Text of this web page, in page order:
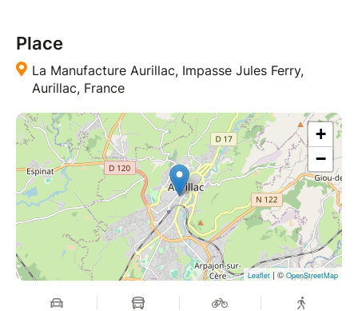
Place
La Manufacture Aurillac, Impasse Jules Ferry,
Aurillac, France
+
−
Leaflet | © OpenStreetMap